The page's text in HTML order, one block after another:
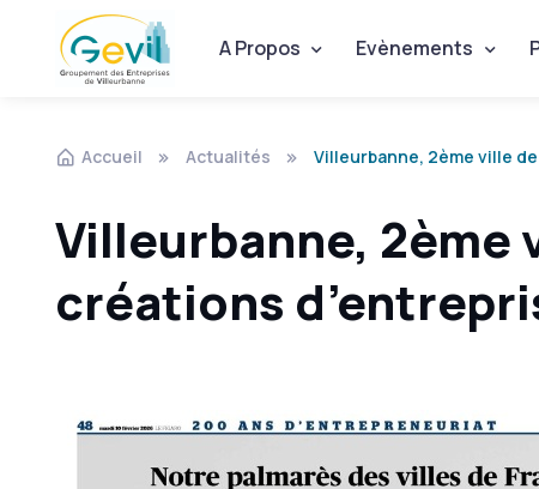
A Propos Evènements
Accueil Actualités Villeurbanne, 2ème ville
Villeurbanne, 2ème
créations